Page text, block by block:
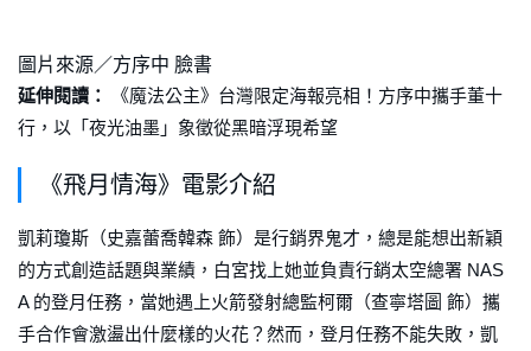
圖片來源／方序中 臉書
延伸閱讀：
《魔法公主》台灣限定海報亮相！方序中攜手董十
行，以「夜光油墨」象徵從黑暗浮現希望
《飛月情海》電影介紹
凱莉瓊斯（史嘉蕾喬韓森 飾）是行銷界鬼才，總是能想出新穎
的方式創造話題與業績，白宮找上她並負責行銷太空總署 NAS
A 的登月任務，當她遇上火箭發射總監柯爾（查寧塔圖 飾）攜
手合作會激盪出什麼樣的火花？然而，登月任務不能失敗，凱